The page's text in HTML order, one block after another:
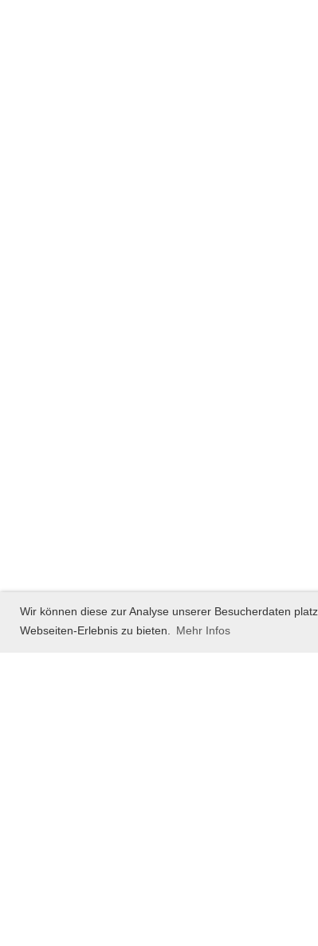
Wir können diese zur Analyse unserer Besucherdaten
Webseiten-Erlebnis zu bieten. Mehr Infos